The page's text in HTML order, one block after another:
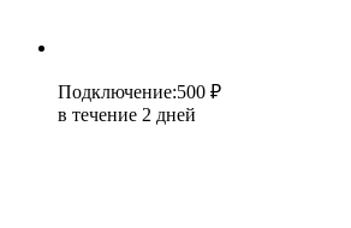
Подключение:500 ₽
в течение 2 дней